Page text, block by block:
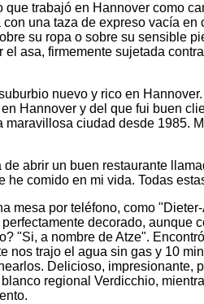
trabajó en Hannover como
una taza de expreso vacía
su ropa o sobre su sensible
asa, firmemente sujetada
nuevo y rico en
Hannover y del que fui buen
ciudad desde 1985.
abrir un buen restaurante
comido en mi vida. Todas
mesa por teléfono, como
decorado,
"Si, a nombre de Atze".
nos trajo el agua sin gas y 10
Delicioso,
regional Verdicchio,